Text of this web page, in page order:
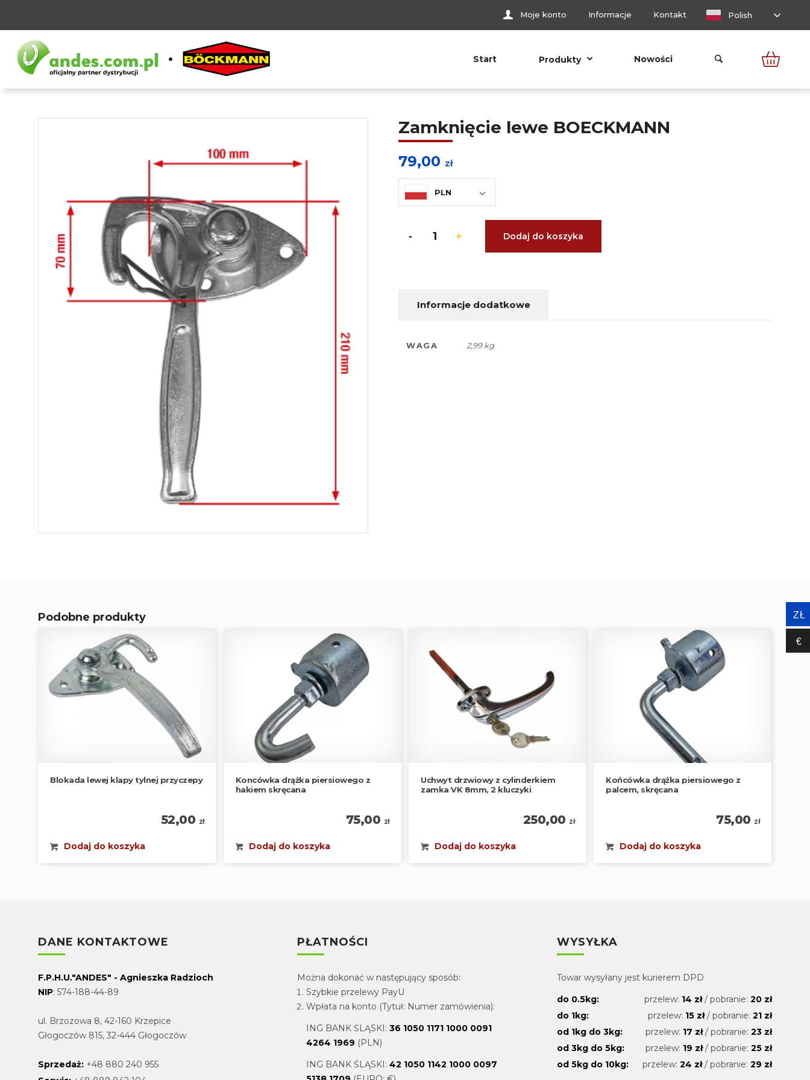
Moje konto Informacje Kontakt Polish
Start Produkty Nowości
Zamknięcie lewe BOECKMANN
79,00 zł
PLN
Dodaj do koszyka
Informacje dodatkowe
WAGA 2,99 kg
Podobne produkty
Blokada lewej klapy tylnej przyczepy
52,00 zł
Dodaj do koszyka
Koncówka drążka piersiowego z
hakiem skręcana
75,00 zł
Dodaj do koszyka
Uchwyt drzwiowy z cylinderkiem
zamka VK 8mm, 2 kluczyki
250,00 zł
Dodaj do koszyka
Końcówka drążka piersiowego z
palcem, skręcana
75,00 zł
Dodaj do koszyka
DANE KONTAKTOWE
F.P.H.U."ANDES" - Agnieszka Radzioch
NIP: 574-188-44-89
ul. Brzozowa 8, 42-160 Krzepice
Głogoczów 815, 32-444 Głogoczów
Sprzedaż: +48 880 240 955
PŁATNOŚCI
Można dokonać w następujący sposób:
Szybkie przelewy PayU
Wpłata na konto (Tytuł: Numer zamówienia):
ING BANK ŚLĄSKI:36 1050 1171 1000 0091
4264 1969 (PLN)
ING BANK ŚLĄSKI:42 1050 1142 1000 0097
WYSYŁKA
Towar wysyłany jest kurierem DPD
do 0.5kg:
przelew: 14 zł/ pobranie: 20 zł
do 1kg:
przelew: 15 zł/ pobranie: 21 zł
od 1kg do 3kg:
przelew: 17 zł/ pobranie: 23 zł
od 3kg do 5kg:
przelew: 19 zł/ pobranie: 25 zł
od 5kg do 10kg:
przelew: 24 zł/ pobranie: 29 zł
ZŁ
€‎